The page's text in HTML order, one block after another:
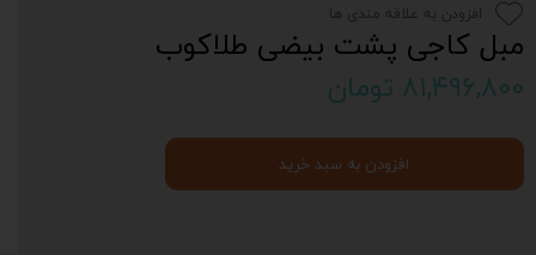
مبل کاجی پشت بیضی طلاکوب
۸۱,۴۹۶,۸۰۰ تومان
افزودن به سبد خرید
افزودن به علاقه مندی ها